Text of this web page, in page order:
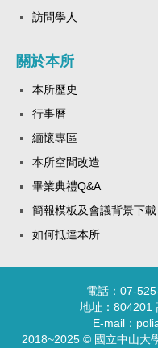
訪問學人
關於本所
本所歷史
行事曆
緬懷專區
本所空間改造
畢業典禮Q&A
簡報模板及會議背景下載
如何抵達本所
電話：07-
地址：804201
E-mail：
2018~2025 © 國立中山大